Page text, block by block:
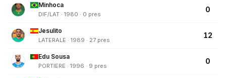
Minhoca
DIF/LAT · 1980 · 0 pres
0
Jesulito
LATERALE · 1989 · 27 pres
12
Edu Sousa
PORTIERE · 1996 · 9 pres
0